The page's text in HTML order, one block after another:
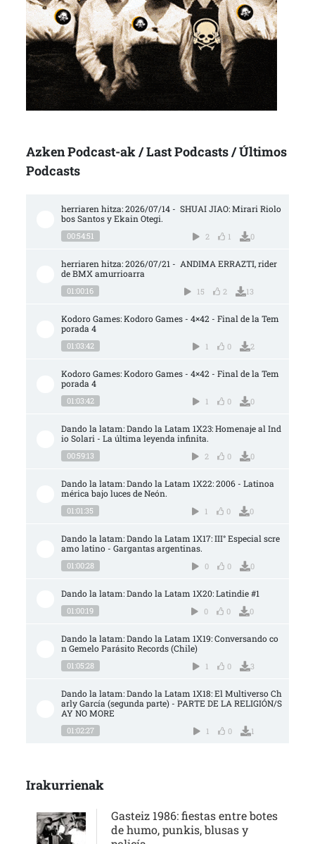
Azken Podcast-ak / Last Podcasts / Últimos
Podcasts
herriaren hitza: 2026/07/14 -  SHUAI JIAO: Mirari Riolo
bos Santos y Ekain Otegi.
00:54:51 2 1 0
herriaren hitza: 2026/07/21 -  ANDIMA ERRAZTI, rider
de BMX amurrioarra
01:00:16 15 2 13
Kodoro Games: Kodoro Games - 4×42 - Final de la Tem
porada 4
01:03:42 1 0 2
Kodoro Games: Kodoro Games - 4×42 - Final de la Tem
porada 4
01:03:42 1 0 0
Dando la latam: Dando la Latam 1X23: Homenaje al Ind
io Solari - La última leyenda infinita.
00:59:13 2 0 0
Dando la latam: Dando la Latam 1X22: 2006 - Latinoa
mérica bajo luces de Neón.
01:01:35 1 0 0
Dando la latam: Dando la Latam 1X17: III° Especial scre
amo latino - Gargantas argentinas.
01:00:28 0 0 0
Dando la latam: Dando la Latam 1X20: Latindie #1
01:00:19 0 0 0
Dando la latam: Dando la Latam 1X19: Conversando co
n Gemelo Parásito Records (Chile)
01:05:28 1 0 3
Dando la latam: Dando la Latam 1X18: El Multiverso Ch
arly García (segunda parte) - PARTE DE LA RELIGIÓN/S
AY NO MORE
01:02:27 1 0 1
Irakurrienak
Gasteiz 1986: fiestas entre botes
de humo, punkis, blusas y